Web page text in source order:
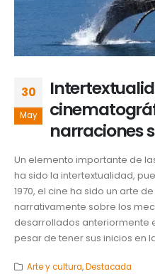
30
May
narraciones
Un elemento importante de
ha sido la intertextualidad,
1970, el cine ha sido un arte
narrativamente sobre los
desarrollados anteriormente
pesar de tener sus inicios en
Arte y cultura,Destacada